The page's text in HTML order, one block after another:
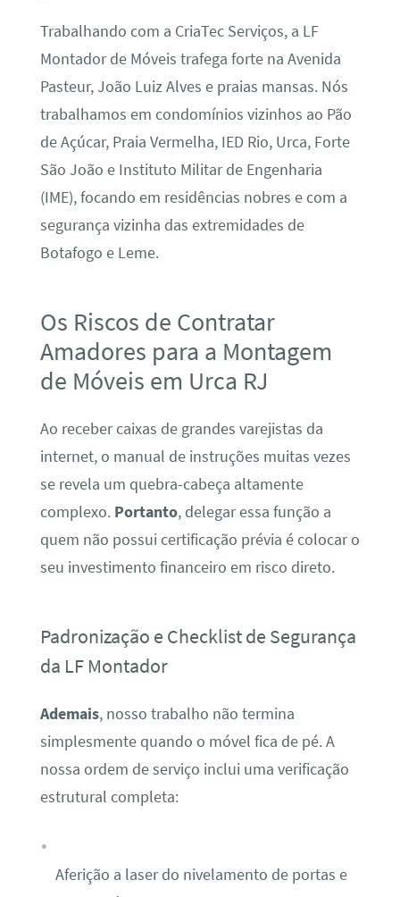
Trabalhando com a CriaTec Serviços, a LF
Montador de Móveis trafega forte na Avenida
Pasteur, João Luiz Alves e praias mansas. Nós
trabalhamos em condomínios vizinhos ao Pão
de Açúcar, Praia Vermelha, IED Rio, Urca, Forte
São João e Instituto Militar de Engenharia
(IME), focando em residências nobres e com a
segurança vizinha das extremidades de
Botafogo e Leme.
Os Riscos de Contratar
Amadores para a Montagem
de Móveis em Urca RJ
Ao receber caixas de grandes varejistas da
internet, o manual de instruções muitas vezes
se revela um quebra-cabeça altamente
complexo. Portanto, delegar essa função a
quem não possui certificação prévia é colocar o
seu investimento financeiro em risco direto.
Padronização e Checklist de Segurança
da LF Montador
Ademais, nosso trabalho não termina
simplesmente quando o móvel fica de pé. A
nossa ordem de serviço inclui uma verificação
estrutural completa:
Aferição a laser do nivelamento de portas e